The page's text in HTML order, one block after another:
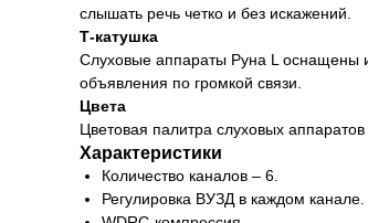
слышать речь четко и без искажений.
Т-катушка
Слуховые аппараты Руна L оснащены
объявления по громкой связи.
Цвета
Цветовая палитра слуховых
Характеристики
Количество каналов – 6.
Регулировка ВУЗД в каждом канале.